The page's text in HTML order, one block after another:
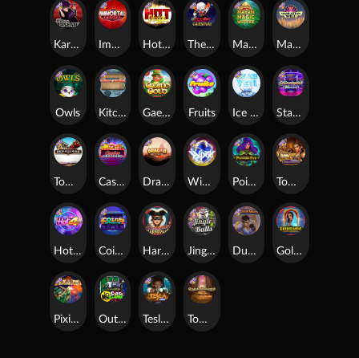
Manhattan Goes Wild
Casino Win Spin
Hot Nudge
Starstruck
Poison Eve Tomb of Nefertiti
Tomb of Akhenaten
Golden Genie And The Walking Wilds
Dragon Tribe
Immortal Fruits
Tesla Jolt
Dungeon Quest
Coins of Fortune
Mayan Magic Wildfire
WiXX
Outsourced: Slash Game
Fruits
Hot 4 Cash
Tombstone
Owls Gaelic Gold
The Creepy Carnival
Jingle Balls
Harlequin Carnival
Kitchen Drama: Sushi Mania
Pixies vs Pirates
Ice Ice Yeti
Karen Maneater